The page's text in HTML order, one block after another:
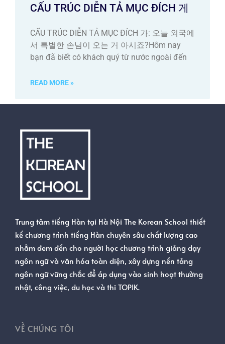
CẤU TRÚC DIỄN TẢ MỤC ĐÍCH 게
CẤU TRÚC DIỄN TẢ MỤC ĐÍCH 가: 오늘 외국에
서 특별한 손님이 오는 거 아시죠?Hôm nay
bạn đã biết có khách quý từ nước ngoài đến
READ MORE »
Trung tâm tiếng Hàn tại Hà Nội The Korean School thiết
kế chương trình tiếng Hàn chuyên sâu chất lượng cao
nhằm đem đến cho người học chương trình giảng dạy
ngôn ngữ và văn hóa toàn diện, xây dựng nền tảng
ngôn ngữ vững chắc để áp dụng vào sinh hoạt thường
nhật, công việc, du học và thi TOPIK.
VỀ CHÚNG TÔI